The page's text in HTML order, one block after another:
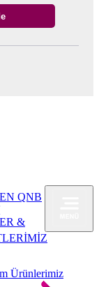
QNB
&
Ürünlerimiz